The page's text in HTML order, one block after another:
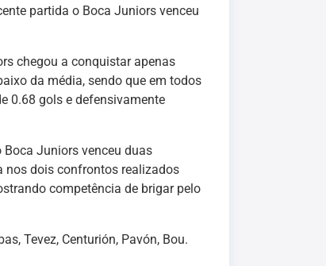
partida o Boca Juniors venceu
chegou a conquistar apenas
da média, sendo que em todos
0.68 gols e defensivamente
Juniors venceu duas
nos dois confrontos realizados
competência de brigar pelo
Tevez, Centurión, Pavón, Bou.